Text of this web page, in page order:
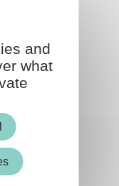
pas la
de Cuise-la-
and
what